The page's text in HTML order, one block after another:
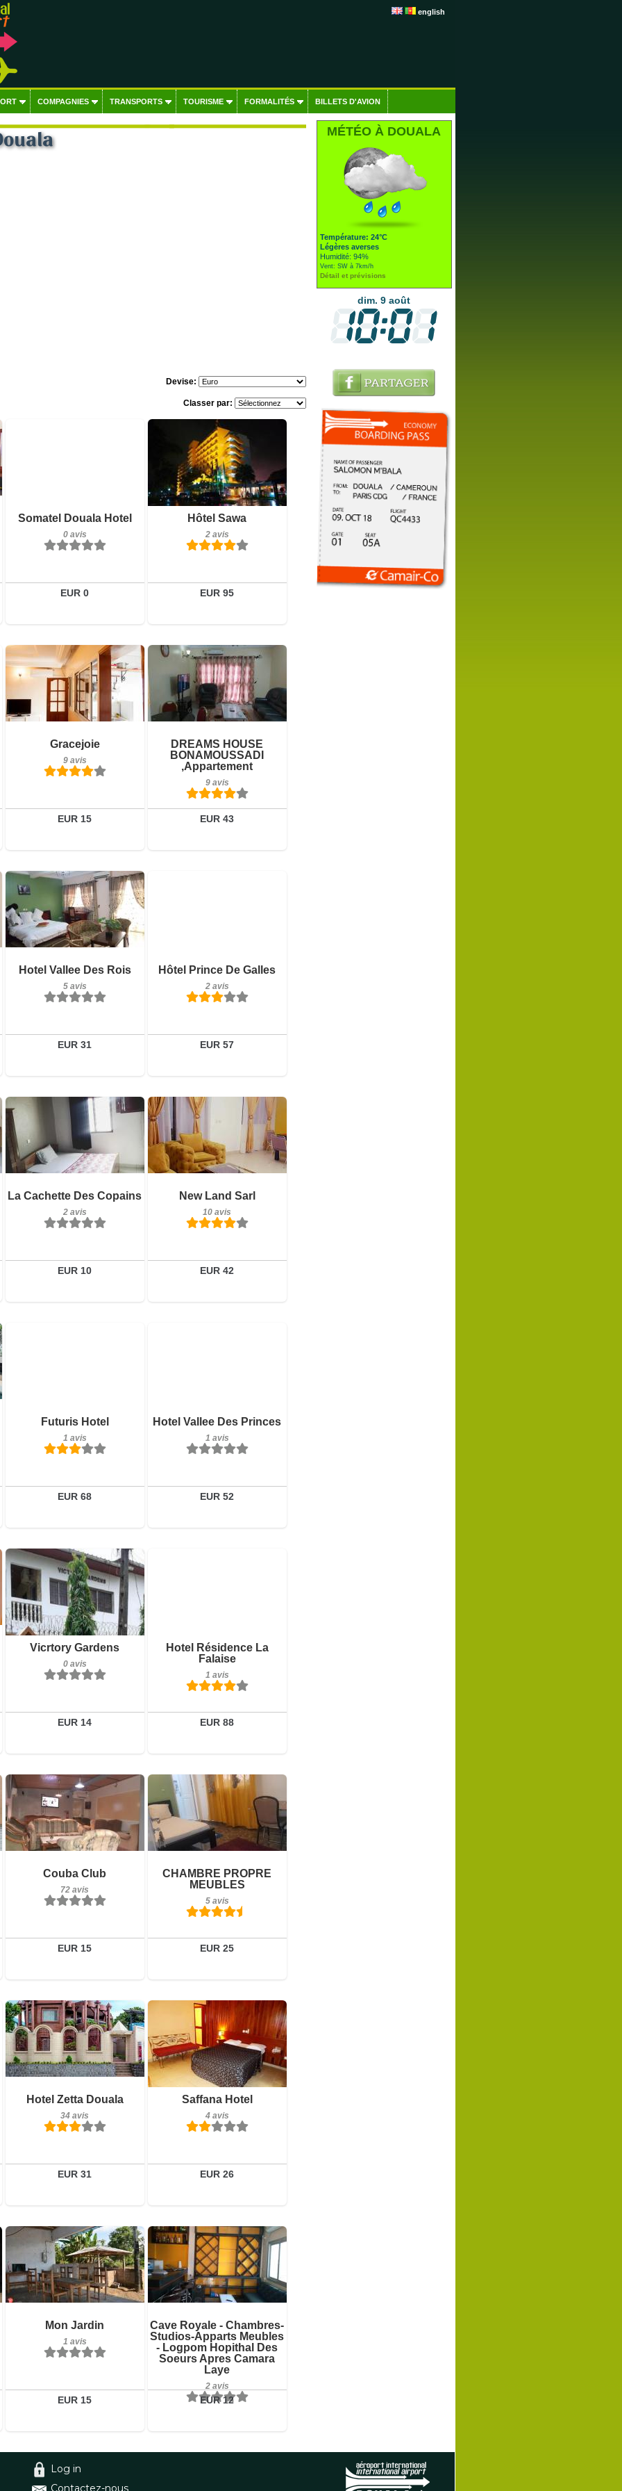
english
COMPAGNIES TRANSPORTS TOURISME FORMALITÉS BILLETS D'AVION
Devise:
Classer par:
Somatel Douala Hotel
0 avis
EUR 0
Hôtel Sawa
2 avis
EUR 95
Petit-déjeuner inclus
2 avis
Détails
Réserver
Gracejoie
9 avis
EUR 15
9 avis
Détails
Réserver
DREAMS HOUSE
BONAMOUSSADI
,appartement
9 avis
EUR 43
9 avis
Détails
Réserver
Hotel Vallee Des Rois
5 avis
EUR 31
5 avis
Détails
Réserver
Hôtel Prince De Galles
2 avis
EUR 57
Réserver
La Cachette Des Copains
2 avis
EUR 10
2 avis
Détails
Réserver
New Land Sarl
10 avis
EUR 42
10 avis
Détails
Réserver
Futuris Hotel
1 avis
EUR 68
1 avis
Détails
Réserver
Hotel Vallee Des Princes
1 avis
EUR 52
Vicrtory Gardens
0 avis
EUR 14
0 avis
Détails
Réserver
Hotel Résidence La
Falaise
1 avis
EUR 88
1 avis
Détails
Réserver
Couba Club
72 avis
EUR 15
72 avis
Détails
Réserver
CHAMBRE PROPRE
MEUBLES
5 avis
EUR 25
5 avis
Détails
Réserver
Hotel Zetta Douala
34 avis
EUR 31
34 avis
Détails
Réserver
Saffana Hotel
4 avis
EUR 26
4 avis
Détails
Réserver
Mon Jardin
1 avis
EUR 15
Petit-déjeuner inclus
1 avis
Réserver
Cave Royale - Chambres-
Studios-Apparts Meubles
- Logpom Hopithal Des
Soeurs Apres Camara
Laye
2 avis
EUR 12
2 avis
Détails
Réserver
MÉTÉO À DOUALA
Température: 24°C
Légères averses
Humidité: 94%
Vent: SW à 7km/h
Détail et prévisions
dim. 9 août
Log in
Contactez-nous